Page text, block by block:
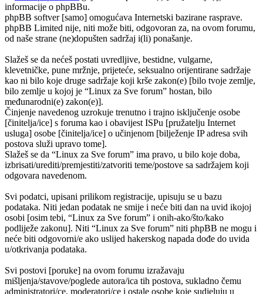
informacije o phpBBu.
phpBB softver [samo] omogućava Internetski bazirane rasprave.
phpBB Limited nije, niti može biti, odgovoran za, na ovom forumu,
od naše strane (ne)dopušten sadržaj i(li) ponašanje.
Slažeš se da nećeš postati uvredljive, bestidne, vulgarne,
klevetničke, pune mržnje, prijeteće, seksualno orijentirane sadržaje
kao ni bilo koje druge sadržaje koji krše zakon(e) [bilo tvoje zemlje,
bilo zemlje u kojoj je “Linux za Sve forum” hostan, bilo
međunarodni(e) zakon(e)].
Činjenje navedenog uzrokuje trenutno i trajno isključenje osobe
[činitelja/ice] s foruma kao i obavijest ISPu [pružatelju Internet
usluga] osobe [činitelja/ice] o učinjenom [bilježenje IP adresa svih
postova služi upravo tome].
Slažeš se da “Linux za Sve forum” ima pravo, u bilo koje doba,
izbrisati/urediti/premjestiti/zatvoriti teme/postove sa sadržajem koji
odgovara navedenom.
Svi podatci, upisani prilikom registracije, upisuju se u bazu
podataka. Niti jedan podatak ne smije i neće biti dan na uvid ikojoj
osobi [osim tebi, “Linux za Sve forum” i onih-ako/što/kako
podliježe zakonu]. Niti “Linux za Sve forum” niti phpBB ne mogu i
neće biti odgovorni/e ako uslijed hakerskog napada dođe do uvida
u/otkrivanja podataka.
Svi postovi [poruke] na ovom forumu izražavaju
mišljenja/stavove/poglede autora/ica tih postova, sukladno čemu
administratori/ce, moderatori/ce i ostale osobe koje sudjeluju u